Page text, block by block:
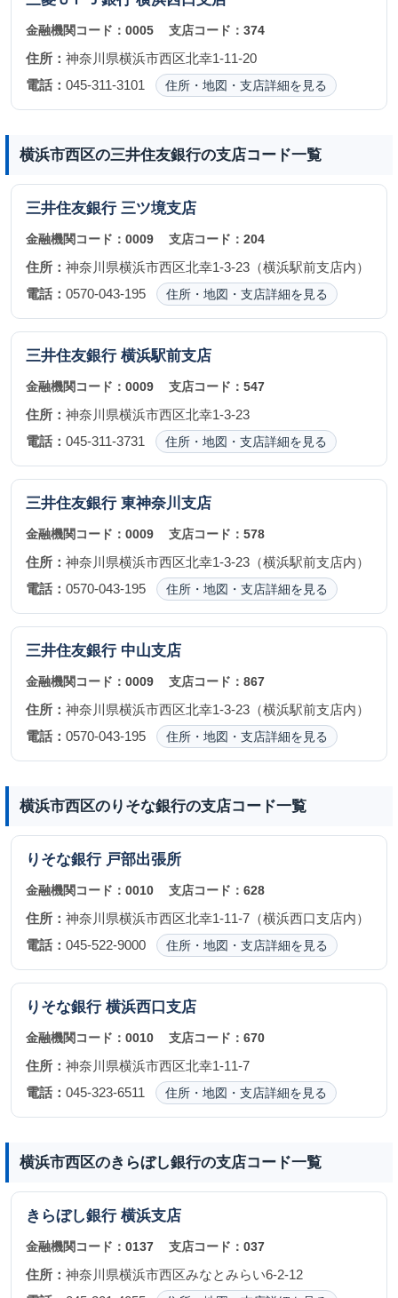
金融機関コード： 0005 支店コード：374
住所： 神奈川県横浜市西区北幸1-11-20
電話： 045-311-3101 住所・地図・支店詳細を見る
横浜市西区の三井住友銀行の支店コード一覧
三井住友銀行 三ツ境支店
金融機関コード： 0009 支店コード：204
住所： 神奈川県横浜市西区北幸1-3-23（横浜駅前支店内）
電話： 0570-043-195 住所・地図・支店詳細を見る
三井住友銀行 横浜駅前支店
金融機関コード： 0009 支店コード：547
住所： 神奈川県横浜市西区北幸1-3-23
電話： 045-311-3731 住所・地図・支店詳細を見る
三井住友銀行 東神奈川支店
金融機関コード： 0009 支店コード：578
住所： 神奈川県横浜市西区北幸1-3-23（横浜駅前支店内）
電話： 0570-043-195 住所・地図・支店詳細を見る
三井住友銀行 中山支店
金融機関コード： 0009 支店コード：867
住所： 神奈川県横浜市西区北幸1-3-23（横浜駅前支店内）
電話： 0570-043-195 住所・地図・支店詳細を見る
横浜市西区のりそな銀行の支店コード一覧
りそな銀行 戸部出張所
金融機関コード： 0010 支店コード：628
住所： 神奈川県横浜市西区北幸1-11-7（横浜西口支店内）
電話： 045-522-9000 住所・地図・支店詳細を見る
りそな銀行 横浜西口支店
金融機関コード： 0010 支店コード：670
住所： 神奈川県横浜市西区北幸1-11-7
電話： 045-323-6511 住所・地図・支店詳細を見る
横浜市西区のきらぼし銀行の支店コード一覧
きらぼし銀行 横浜支店
金融機関コード： 0137 支店コード：037
住所： 神奈川県横浜市西区みなとみらい6-2-12